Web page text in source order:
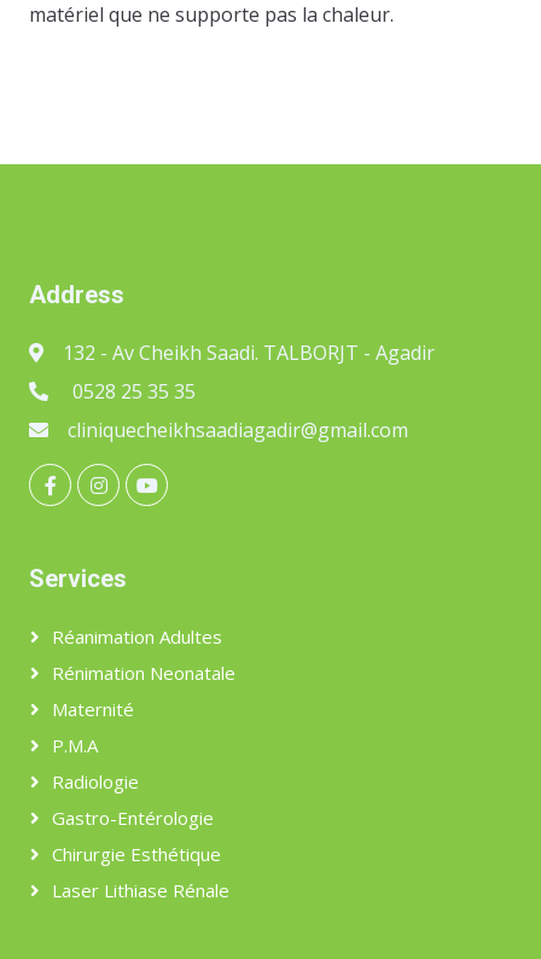
matériel que ne supporte pas la chaleur.
Address
132 - Av Cheikh Saadi. TALBORJT - Agadir
0528 25 35 35
cliniquecheikhsaadiagadir@gmail.com
Services
Réanimation Adultes
Rénimation Neonatale
Maternité
P.M.A
Radiologie
Gastro-Entérologie
Chirurgie Esthétique
Laser Lithiase Rénale